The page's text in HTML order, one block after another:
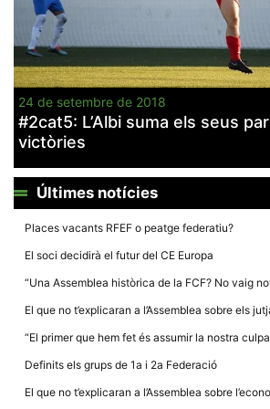
24 de setembre de 2018
#2cat5: L’Albi suma els seus
victòries
Últimes notícies
Places vacants RFEF o peatge federatiu?
El soci decidirà el futur del CE Europa
“Una Assemblea històrica de la FCF? No vaig
El que no t’explicaran a l’Assemblea sobre els
“El primer que hem fet és assumir la nostra
Definits els grups de 1a i 2a Federació
El que no t’explicaran a l’Assemblea sobre
En
els teus
mentre
només